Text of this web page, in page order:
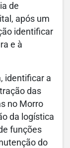
de
após um
identificar
e à
identificar a
das
no Morro
da logística
funções
do